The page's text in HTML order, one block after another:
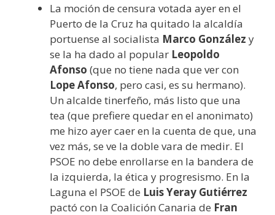
La moción de censura votada ayer en el
Puerto de la Cruz ha quitado la alcaldía
portuense al socialista Marco González y
se la ha dado al popular Leopoldo
Afonso (que no tiene nada que ver con
Lope Afonso, pero casi, es su hermano).
Un alcalde tinerfeño, más listo que una
tea (que prefiere quedar en el anonimato)
me hizo ayer caer en la cuenta de que, una
vez más, se ve la doble vara de medir. El
PSOE no debe enrollarse en la bandera de
la izquierda, la ética y progresismo. En la
Laguna el PSOE de Luis Yeray Gutiérrez
pactó con la Coalición Canaria de Fran